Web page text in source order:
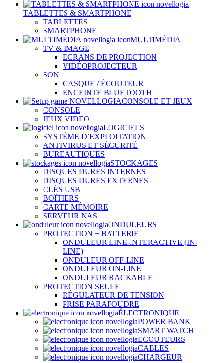
TABLETTES & SMARTPHONE
TABLETTES
SMARTPHONE
MULTIMÉDIA
TV & IMAGE
ECRANS DE PROJECTION
VIDÉOPROJECTEUR
SON
CASQUE / ÉCOUTEUR
ENCEINTE BLUETOOTH
CONSOLE ET JEUX
CONSOLE
JEUX VIDEO
LOGICIELS
SYSTÈME D’EXPLOITATION
ANTIVIRUS ET SÉCURITÉ
BUREAUTIQUES
STOCKAGES
DISQUES DURES INTERNES
DISQUES DURES EXTERNES
CLÉS USB
BOÎTIERS
CARTE MÉMOIRE
SERVEUR NAS
ONDULEURS
PROTECTION + BATTERIE
ONDULEUR LINE-INTERACTIVE (IN-
LINE)
ONDULEUR OFF-LINE
ONDULEUR ON-LINE
ONDULEUR RACKABLE
PROTECTION SEULE
RÉGULATEUR DE TENSION
PRISE PARAFOUDRE
ÉLECTRONIQUE
POWER BANK
SMART WATCH
ECOUTEURS
CABLES
CHARGEUR